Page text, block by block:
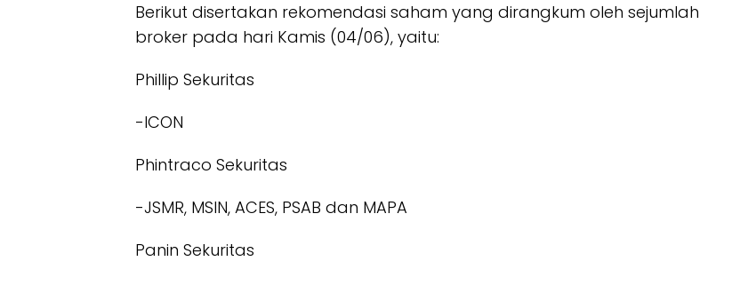
Berikut disertakan rekomendasi saham yang dirangkum oleh sejumlah
broker pada hari Kamis (04/06), yaitu:
Phillip Sekuritas
-ICON
Phintraco Sekuritas
-JSMR, MSIN, ACES, PSAB dan MAPA
Panin Sekuritas